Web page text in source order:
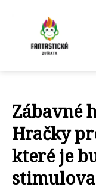
Zábavné
Hračky
které je